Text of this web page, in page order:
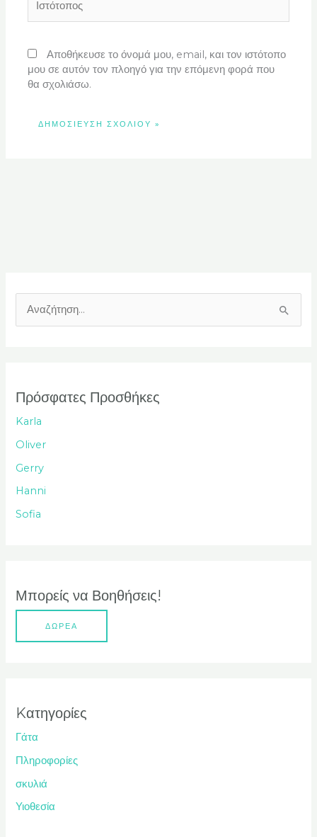
Αποθήκευσε το όνομά μου, email, και τον ιστότοπο
μου σε αυτόν τον πλοηγό για την επόμενη φορά που
θα σχολιάσω.
ή
τ
γ
ι
Πρόσφατες Προσθήκες
Karla
Oliver
Gerry
Hanni
Sofia
Μπορείς να Βοηθήσεις!
ΔΩΡΕΑ
Kατηγορίες
Γάτα
Πληροφορίες
σκυλιά
Υιοθεσία